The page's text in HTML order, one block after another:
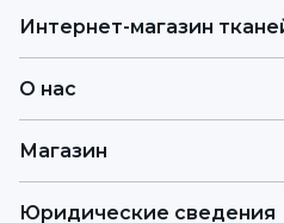
Интернет-магазин
О нас
Магазин
Юридические сведения